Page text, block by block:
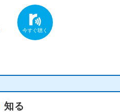
知る